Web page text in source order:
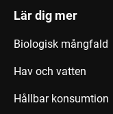
Lär dig mer
Biologisk mångfald
Hav och vatten
Hållbar konsumtion